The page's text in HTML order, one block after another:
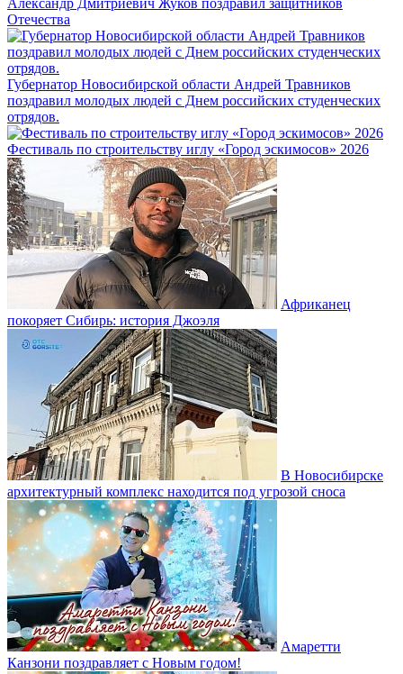
Отечества
Губернатор Новосибирской области Андрей Травников
поздравил молодых людей с Днем российских студенческих
отрядов.
Фестиваль по строительству иглу «Город эскимосов» 2026
Африканец
покоряет Сибирь: история Джоэля
В Новосибирске
архитектурный комплекс находится под угрозой сноса
Амаретти
Канзони поздравляет с Новым годом!